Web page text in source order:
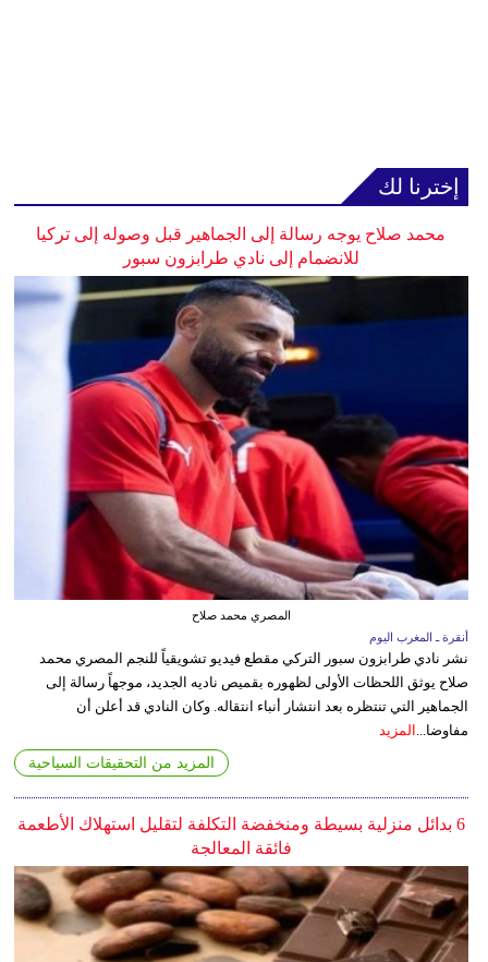
إخترنا لك
محمد صلاح يوجه رسالة إلى الجماهير قبل وصوله إلى تركيا
للانضمام إلى نادي طرابزون سبور
المصري محمد صلاح
أنقرة ـ المغرب اليوم
نشر نادي طرابزون سبور التركي مقطع فيديو تشويقياً للنجم المصري محمد
صلاح يوثق اللحظات الأولى لظهوره بقميص ناديه الجديد، موجهاً رسالة إلى
الجماهير التي تنتظره بعد انتشار أنباء انتقاله. وكان النادي قد أعلن أن
مفاوضا... المزيد
المزيد من التحقيقات السياحية
6 بدائل منزلية بسيطة ومنخفضة التكلفة لتقليل استهلاك الأطعمة
فائقة المعالجة